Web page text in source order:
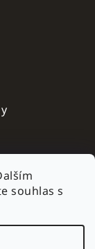
souhlas s